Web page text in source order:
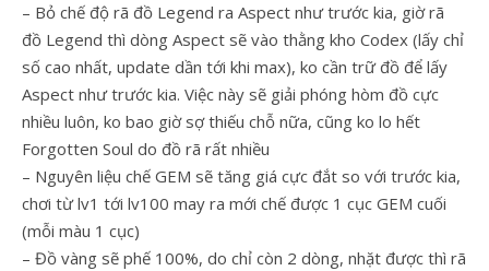
– Bỏ chế độ rã đồ Legend ra Aspect như trước kia, giờ rã
đồ Legend thì dòng Aspect sẽ vào thằng kho Codex (lấy chỉ
số cao nhất, update dần tới khi max), ko cần trữ đồ để lấy
Aspect như trước kia. Việc này sẽ giải phóng hòm đồ cực
nhiều luôn, ko bao giờ sợ thiếu chỗ nữa, cũng ko lo hết
Forgotten Soul do đồ rã rất nhiều
– Nguyên liệu chế GEM sẽ tăng giá cực đắt so với trước kia,
chơi từ lv1 tới lv100 may ra mới chế được 1 cục GEM cuối
(mỗi màu 1 cục)
– Đồ vàng sẽ phế 100%, do chỉ còn 2 dòng, nhặt được thì rã